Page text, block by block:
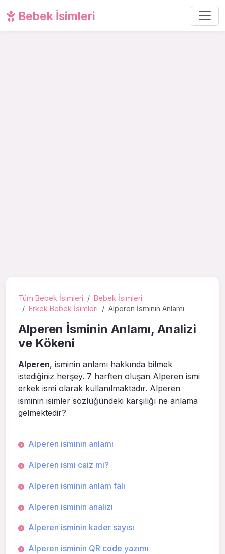
Bebek İsimleri
Tüm Bebek İsimleri
Bebek İsimleri
Erkek Bebek İsimleri
Alperen İsminin Anlamı
Alperen İsminin Anlamı, Analizi
ve Kökeni
Alperen, isminin anlamı hakkında bilmek
istediğiniz herşey. 7 harften oluşan Alperen ismi
erkek ismi olarak kullanılmaktadır. Alperen
isminin isimler sözlüğündeki karşılığı ne anlama
gelmektedir?
Alperen isminin anlamı
Alperen ismi caiz mi?
Alperen isminin anlam falı
Alperen isminin analizi
Alperen isminin kader sayısı
Alperen isminin QR code yazımı